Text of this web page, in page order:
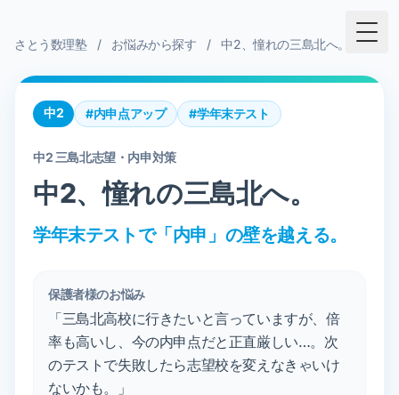
さとう数理塾 / お悩みから探す / 中2、憧れの三島北へ。
中2 #内申点アップ #学年末テスト
中2 三島北志望・内申対策
中2、憧れの三島北へ。
学年末テストで「内申」の壁を越える。
保護者様のお悩み
「三島北高校に行きたいと言っていますが、倍
率も高いし、今の内申点だと正直厳しい…。次
のテストで失敗したら志望校を変えなきゃいけ
ないかも。」